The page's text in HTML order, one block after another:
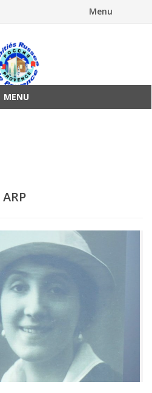
Menu
MENU
ARP